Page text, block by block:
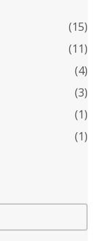
(15)
(11)
(4)
(3)
(1)
(1)